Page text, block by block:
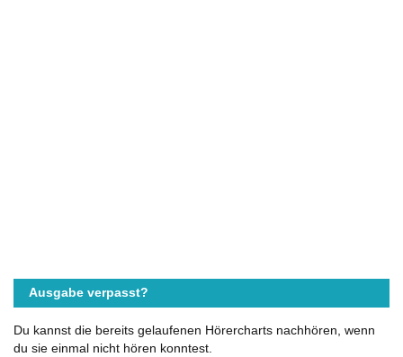
Ausgabe verpasst?
Du kannst die bereits gelaufenen Hörercharts nachhören, wenn
du sie einmal nicht hören konntest.